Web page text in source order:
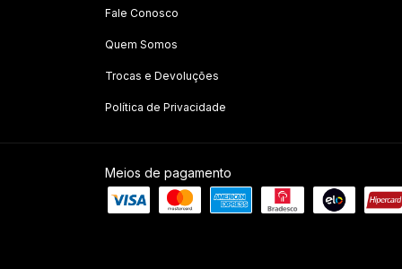
Fale Conosco
Quem Somos
Trocas e Devoluções
Política de Privacidade
Meios de pagamento